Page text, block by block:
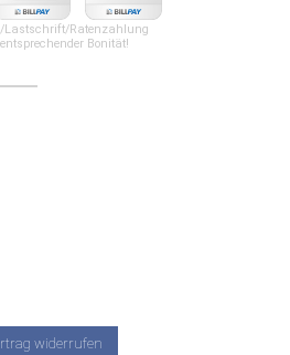
Lastschrift/Ratenzahlung
Bonität!
widerrufen